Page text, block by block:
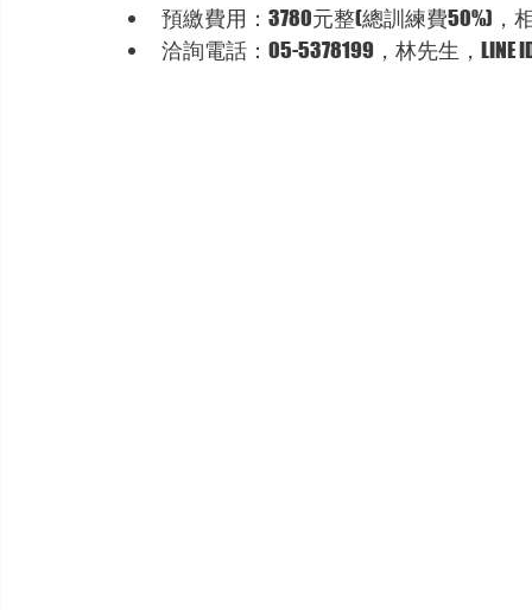
預繳費用：3780元整(總訓練費50%)，
洽詢電話：05-5378199，林先生，LINE